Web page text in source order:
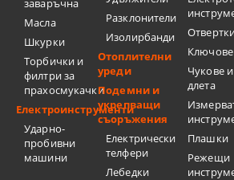
заваръчна
Масла
Шкурки
Торбички и
филтри за
прахосмукачки
Електроинструменти
Ударно-
пробивни
машини
Разклонители
Изолирбанди
Отоплителни
уреди
Подемни и
укрепващи
съоръжения
Електрически
телфери
Лебедки
Ключове
Чукове и
длета
Плашки
Режещи